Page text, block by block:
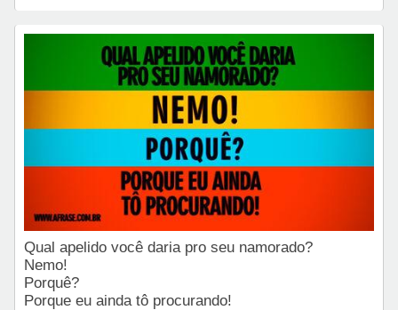
Qual apelido você daria pro seu namorado?
Nemo!
Porquê?
Porque eu ainda tô procurando!